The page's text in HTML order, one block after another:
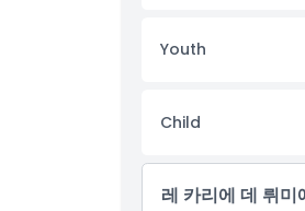
포함되지 않는 사항
운영 시간
Youth
Child
레 카리에 데 뤼미